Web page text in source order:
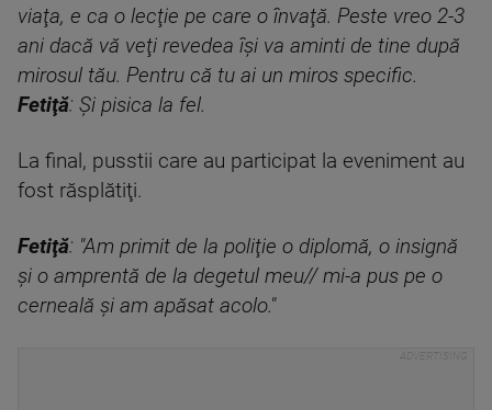
viaţa, e ca o lecţie pe care o învaţă. Peste vreo 2-3
ani dacă vă veţi revedea îşi va aminti de tine după
mirosul tău. Pentru că tu ai un miros specific.
Fetiţă: Şi pisica la fel.
La final, pusstii care au participat la eveniment au
fost răsplătiţi.
Fetiţă: "Am primit de la poliţie o diplomă, o insignă
şi o amprentă de la degetul meu// mi-a pus pe o
cerneală şi am apăsat acolo."